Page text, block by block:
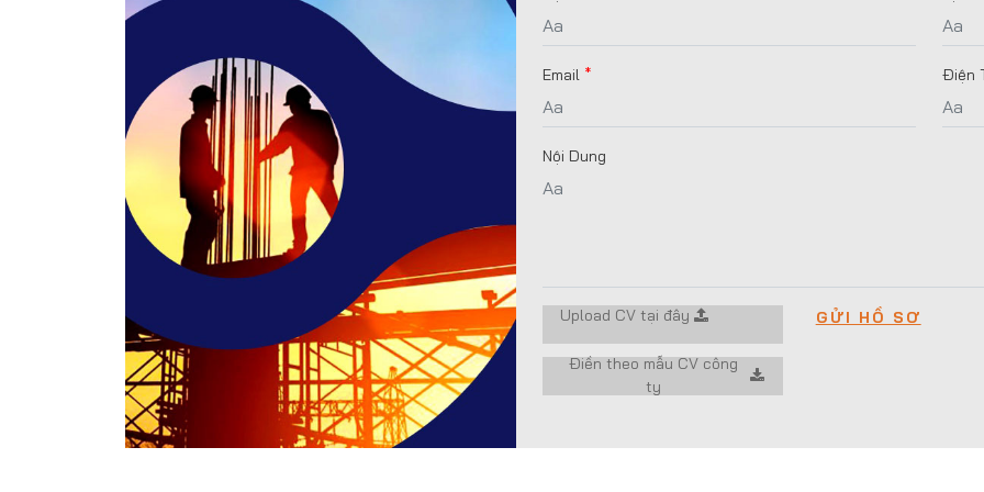
Email * Điện
Nội Dung
Upload CV tại đây
Điền theo mẫu CV công
ty